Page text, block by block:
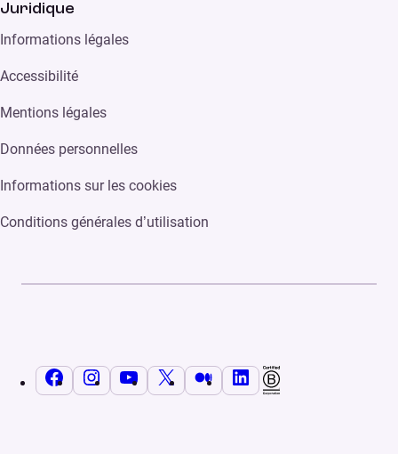
Juridique
Informations légales
Accessibilité
Mentions légales
Données personnelles
Informations sur les cookies
Conditions générales d’utilisation
FacebookInstagramYouTubeX MediumLinkedIn